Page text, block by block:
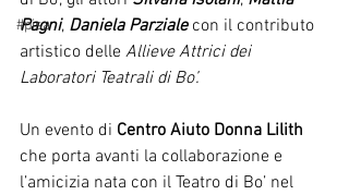
#pisa
Pagni, Daniela Parziale con il contributo
artistico delle Allieve Attrici dei
Laboratori Teatrali di Bo’.
Un evento di Centro Aiuto Donna Lilith
che porta avanti la collaborazione e
l’amicizia nata con il Teatro di Bo’ nel